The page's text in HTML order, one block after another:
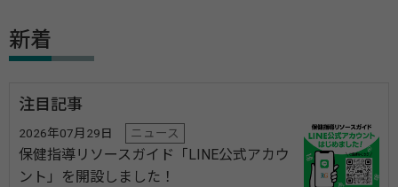
新着
注目記事
2026年07月29日 ニュース
保健指導リソースガイド「LINE公式アカウ
ント」を開設しました！